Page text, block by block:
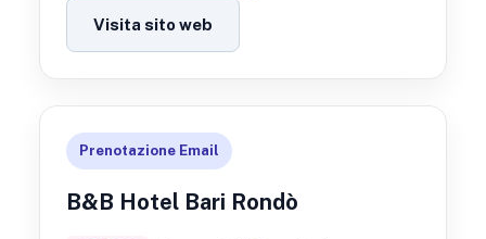
Visita sito web
Prenotazione Email
B&B Hotel Bari Rondò